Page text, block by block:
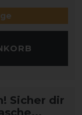
Sicher dir